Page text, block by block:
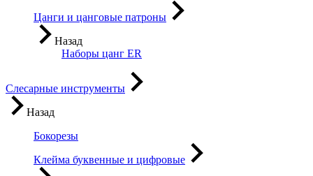
Цанги и цанговые патроны
Назад
Наборы цанг ER
Слесарные инструменты
Назад
Бокорезы
Клейма буквенные и цифровые